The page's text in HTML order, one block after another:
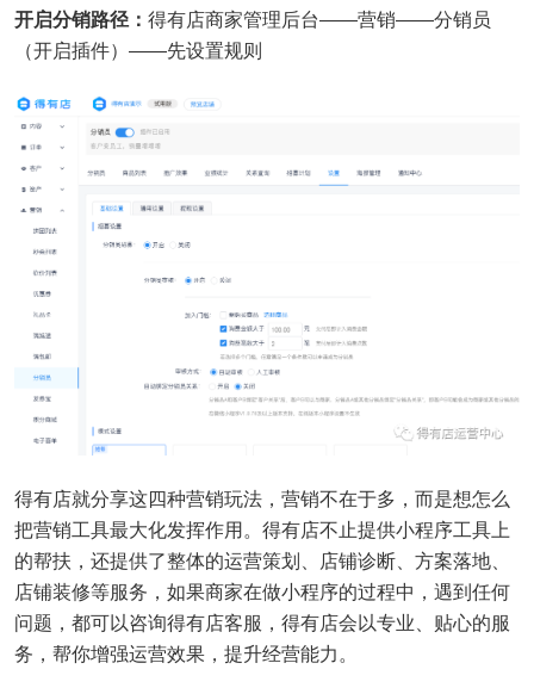
开启分销路径： 得有店商家管理后台——营销——分销员
（开启插件）——先设置规则
得有店就分享这四种营销玩法，营销不在于多，而是想怎么
把营销工具最大化发挥作用。得有店不止提供小程序工具上
的帮扶，还提供了整体的运营策划、店铺诊断、方案落地、
店铺装修等服务，如果商家在做小程序的过程中，遇到任何
问题，都可以咨询得有店客服，得有店会以专业、贴心的服
务，帮你增强运营效果，提升经营能力。